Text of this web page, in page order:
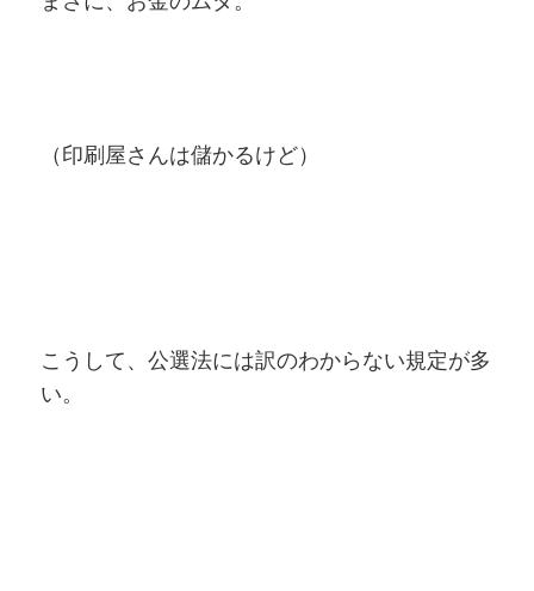
（印刷屋さんは儲かるけど）
こうして、公選法には訳のわからない規定が多
い。